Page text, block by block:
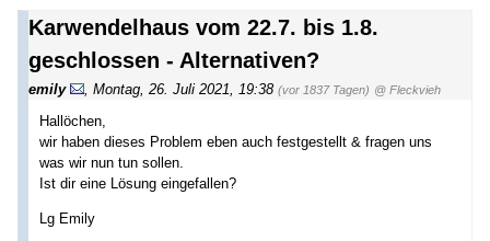
Karwendelhaus vom 22.7. bis 1.8.
geschlossen - Alternativen?
emily , Montag, 26. Juli 2021, 19:38 (vor 1837 Tagen) @ Fleckvieh
Hallöchen,
wir haben dieses Problem eben auch festgestellt & fragen uns
was wir nun tun sollen.
Ist dir eine Lösung eingefallen?
Lg Emily